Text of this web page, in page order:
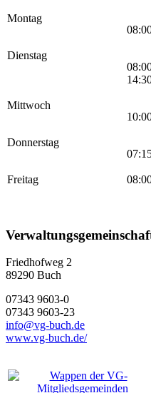
Montag
Dienstag
Mittwoch
Donnerstag
Freitag
Friedhofweg 2
89290 Buch
07343 9603-0
07343 9603-23
info@vg-buch.de
www.vg-buch.de/